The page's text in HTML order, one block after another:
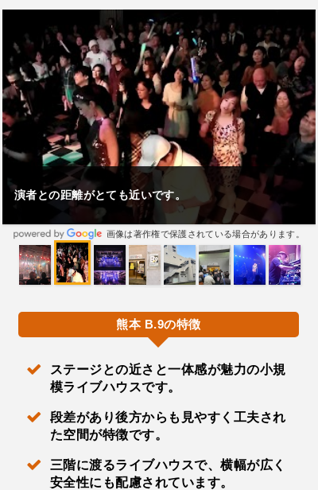
其れにもまして幸せな思いでが出来ました。
画像は著作権で保護されている場合があります。
熊本 B.9の特徴
ステージとの近さと一体感が魅力の小規
模ライブハウスです。
段差があり後方からも見やすく工夫され
た空間が特徴です。
三階に渡るライブハウスで、横幅が広く
安全性にも配慮されています。